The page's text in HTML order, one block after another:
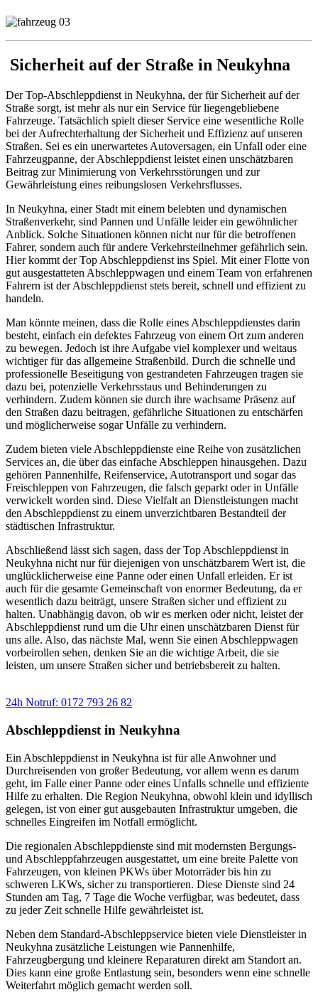
Sicherheit auf der Straße in Neukyhna
Der Top-Abschleppdienst in Neukyhna, der für Sicherheit auf der
Straße sorgt, ist mehr als nur ein Service für liegengebliebene
Fahrzeuge. Tatsächlich spielt dieser Service eine wesentliche Rolle
bei der Aufrechterhaltung der Sicherheit und Effizienz auf unseren
Straßen. Sei es ein unerwartetes Autoversagen, ein Unfall oder eine
Fahrzeugpanne, der Abschleppdienst leistet einen unschätzbaren
Beitrag zur Minimierung von Verkehrsstörungen und zur
Gewährleistung eines reibungslosen Verkehrsflusses.
In Neukyhna, einer Stadt mit einem belebten und dynamischen
Straßenverkehr, sind Pannen und Unfälle leider ein gewöhnlicher
Anblick. Solche Situationen können nicht nur für die betroffenen
Fahrer, sondern auch für andere Verkehrsteilnehmer gefährlich sein.
Hier kommt der Top Abschleppdienst ins Spiel. Mit einer Flotte von
gut ausgestatteten Abschleppwagen und einem Team von erfahrenen
Fahrern ist der Abschleppdienst stets bereit, schnell und effizient zu
handeln.
Man könnte meinen, dass die Rolle eines Abschleppdienstes darin
besteht, einfach ein defektes Fahrzeug von einem Ort zum anderen
zu bewegen. Jedoch ist ihre Aufgabe viel komplexer und weitaus
wichtiger für das allgemeine Straßenbild. Durch die schnelle und
professionelle Beseitigung von gestrandeten Fahrzeugen tragen sie
dazu bei, potenzielle Verkehrsstaus und Behinderungen zu
verhindern. Zudem können sie durch ihre wachsame Präsenz auf
den Straßen dazu beitragen, gefährliche Situationen zu entschärfen
und möglicherweise sogar Unfälle zu verhindern.
Zudem bieten viele Abschleppdienste eine Reihe von zusätzlichen
Services an, die über das einfache Abschleppen hinausgehen. Dazu
gehören Pannenhilfe, Reifenservice, Autotransport und sogar das
Freischleppen von Fahrzeugen, die falsch geparkt oder in Unfälle
verwickelt worden sind. Diese Vielfalt an Dienstleistungen macht
den Abschleppdienst zu einem unverzichtbaren Bestandteil der
städtischen Infrastruktur.
Abschließend lässt sich sagen, dass der Top Abschleppdienst in
Neukyhna nicht nur für diejenigen von unschätzbarem Wert ist, die
unglücklicherweise eine Panne oder einen Unfall erleiden. Er ist
auch für die gesamte Gemeinschaft von enormer Bedeutung, da er
wesentlich dazu beiträgt, unsere Straßen sicher und effizient zu
halten. Unabhängig davon, ob wir es merken oder nicht, leistet der
Abschleppdienst rund um die Uhr einen unschätzbaren Dienst für
uns alle. Also, das nächste Mal, wenn Sie einen Abschleppwagen
vorbeirollen sehen, denken Sie an die wichtige Arbeit, die sie
leisten, um unsere Straßen sicher und betriebsbereit zu halten.
24h Notruf: 0172 793 26 82
Abschleppdienst in Neukyhna
Ein Abschleppdienst in Neukyhna ist für alle Anwohner und
Durchreisenden von großer Bedeutung, vor allem wenn es darum
geht, im Falle einer Panne oder eines Unfalls schnelle und effiziente
Hilfe zu erhalten. Die Region Neukyhna, obwohl klein und idyllisch
gelegen, ist von einer gut ausgebauten Infrastruktur umgeben, die
schnelles Eingreifen im Notfall ermöglicht.
Die regionalen Abschleppdienste sind mit modernsten Bergungs-
und Abschleppfahrzeugen ausgestattet, um eine breite Palette von
Fahrzeugen, von kleinen PKWs über Motorräder bis hin zu
schweren LKWs, sicher zu transportieren. Diese Dienste sind 24
Stunden am Tag, 7 Tage die Woche verfügbar, was bedeutet, dass
zu jeder Zeit schnelle Hilfe gewährleistet ist.
Neben dem Standard-Abschleppservice bieten viele Dienstleister in
Neukyhna zusätzliche Leistungen wie Pannenhilfe,
Fahrzeugbergung und kleinere Reparaturen direkt am Standort an.
Dies kann eine große Entlastung sein, besonders wenn eine schnelle
Weiterfahrt möglich gemacht werden soll.